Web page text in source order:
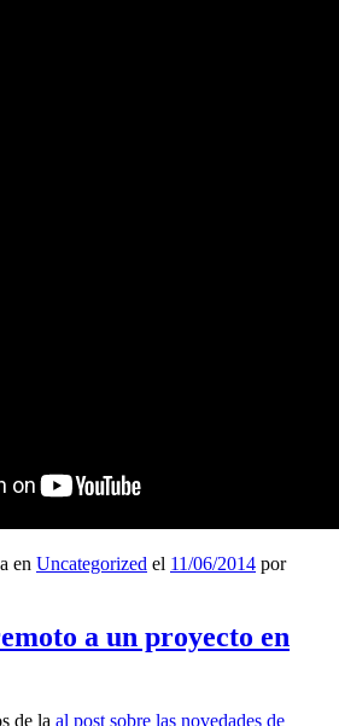
en Uncategorized el 11/06/2014 por
a un proyecto en
de la al post sobre las novedades de